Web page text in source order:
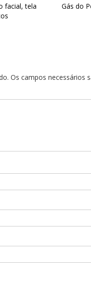
facial, tela
Gás do
Os campos necessários